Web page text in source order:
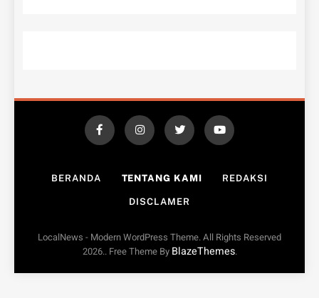
BERANDA TENTANG KAMI REDAKSI
DISCLAMER
LocalNews - Modern WordPress Theme. All Rights Reserved
2026.. Free Theme By BlazeThemes.